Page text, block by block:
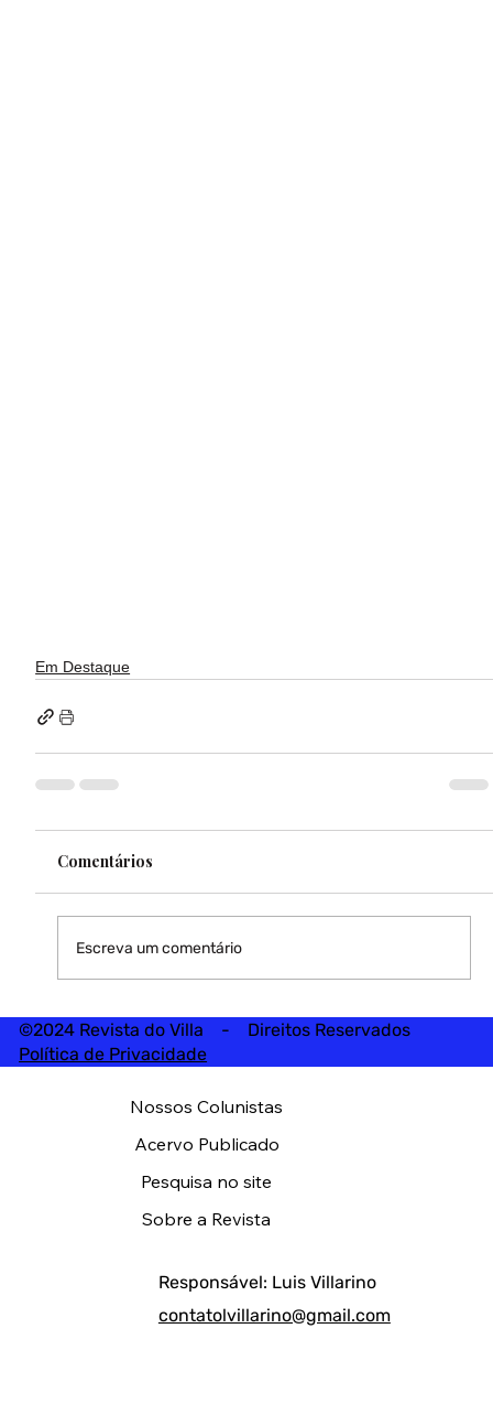
Em Destaque
Comentários
Escreva um comentário
©2024 Revista do Villa - Direitos Reservados
Política de Privacidade
Responsável: Luis Villarino
contatolvillarino@gmail.com
Nossos Colunistas
Acervo Publicado
Pesquisa no site
Sobre a Revista